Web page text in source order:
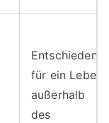
Entschieden
für ein Leben
außerhalb
des